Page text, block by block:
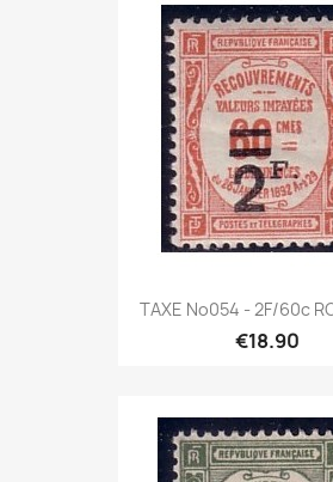
TAXE No054 - 2F/60c
€18.90